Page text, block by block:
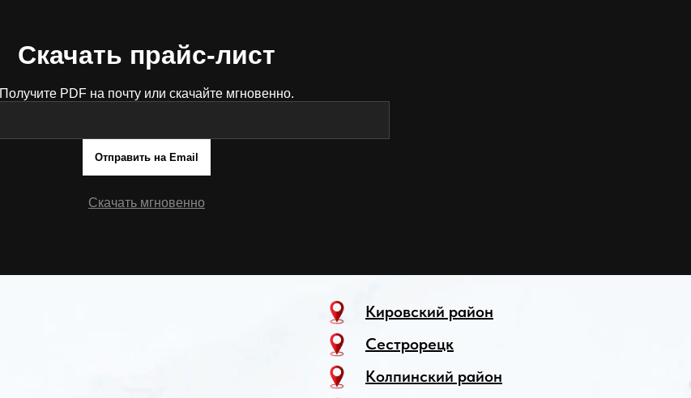
Скачать прайс-лист
Получите PDF на почту или скачайте мгновенно.
Отправить на Email
Скачать мгновенно
Кировский район
Сестрорецк
Колпинский район